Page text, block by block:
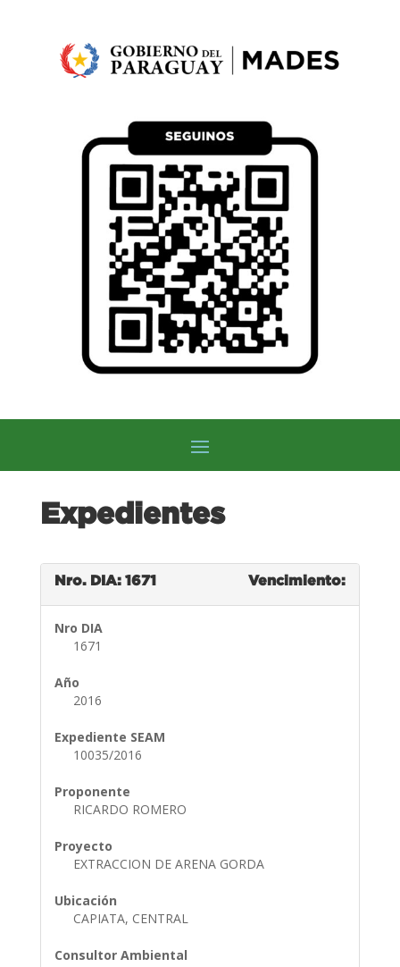
Expedientes
Nro. DIA: 1671 Vencimiento:
Nro DIA
1671
Año
2016
Expediente SEAM
10035/2016
Proponente
RICARDO ROMERO
Proyecto
EXTRACCION DE ARENA GORDA
Ubicación
CAPIATA, CENTRAL
Consultor Ambiental